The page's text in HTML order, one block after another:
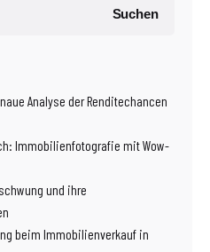
Suchen
Analyse der Renditechancen
Immobilienfotografie mit Wow-
und ihre
beim Immobilienverkauf in